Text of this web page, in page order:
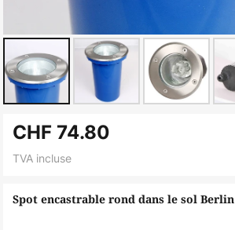
to
the
ofSpot encastrable rond dans le sol Berlin
CHF 74.80
TVA incluse